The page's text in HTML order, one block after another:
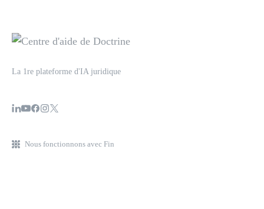
La 1re plateforme d'IA juridique
Nous fonctionnons avec Fin